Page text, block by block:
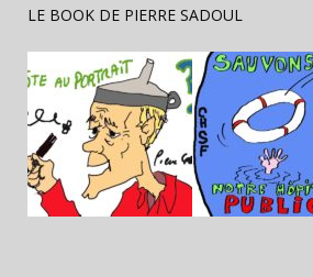
LE BOOK DE PIERRE SADOUL